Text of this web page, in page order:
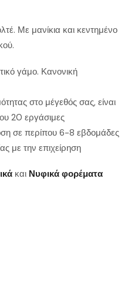
Με μανίκια και κεντημένο
γάμο. Κανονική
στο μέγεθός σας, είναι
20 εργάσιμες
σε περίπου 6-8 εβδομάδες
με την επιχείρηση
και Νυφικά φορέματα